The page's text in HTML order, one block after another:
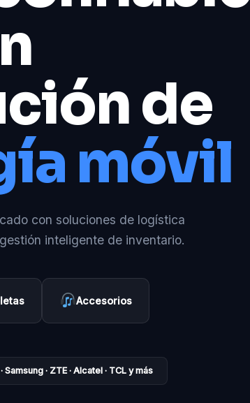
de
móvil
con soluciones de logística
inteligente de inventario.
Accesorios
Samsung · ZTE · Alcatel · TCL y más